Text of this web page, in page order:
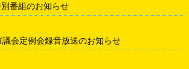
番組のお知らせ
会定例会録音放送のお知らせ